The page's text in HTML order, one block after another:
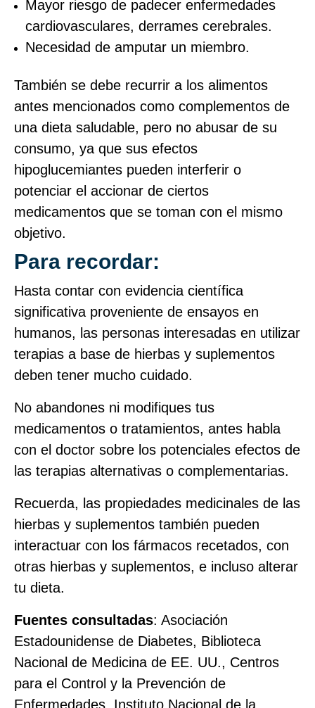
Mayor riesgo de padecer enfermedades
cardiovasculares, derrames cerebrales.
Necesidad de amputar un miembro.
También se debe recurrir a los alimentos
antes mencionados como complementos de
una dieta saludable, pero no abusar de su
consumo, ya que sus efectos
hipoglucemiantes pueden interferir o
potenciar el accionar de ciertos
medicamentos que se toman con el mismo
objetivo.
Para recordar:
Hasta contar con evidencia científica
significativa proveniente de ensayos en
humanos, las personas interesadas en utilizar
terapias a base de hierbas y suplementos
deben tener mucho cuidado.
No abandones ni modifiques tus
medicamentos o tratamientos, antes habla
con el doctor sobre los potenciales efectos de
las terapias alternativas o complementarias.
Recuerda, las propiedades medicinales de las
hierbas y suplementos también pueden
interactuar con los fármacos recetados, con
otras hierbas y suplementos, e incluso alterar
tu dieta.
Fuentes consultadas: Asociación
Estadounidense de Diabetes, Biblioteca
Nacional de Medicina de EE. UU., Centros
para el Control y la Prevención de
Enfermedades, Instituto Nacional de la